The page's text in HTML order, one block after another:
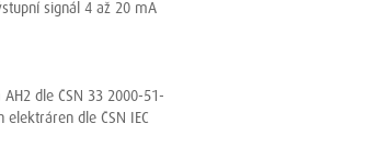
signál 4 až 20 mA
dle ČSN 33 2000-51-
dle ČSN IEC